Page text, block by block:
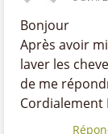
Bonjour
Après avoir
laver les
de me
Cordialement